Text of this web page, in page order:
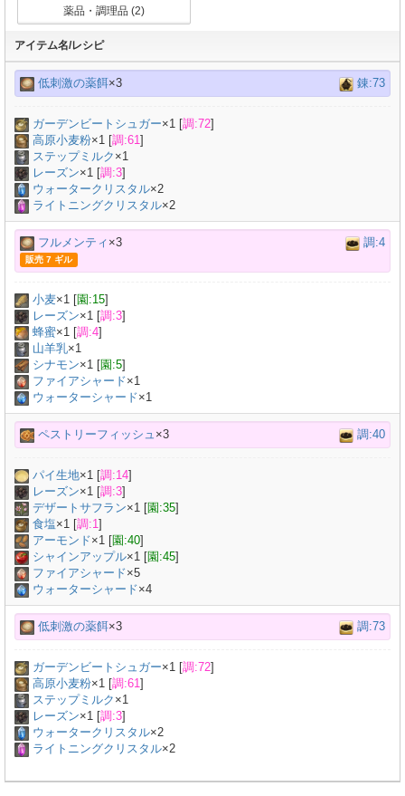
薬品・調理品 (2)
アイテム名/レシピ
低刺激の薬餌×3 錬:73
ガーデンビートシュガー×1 [調:72]
高原小麦粉×1 [調:61]
ステップミルク ×1
レーズン×1 [調:3]
ウォータークリスタル×2
ライトニングクリスタル×2
フルメンティ ×3 調:4
販売 7 ギル
小麦×1 [園:15]
レーズン×1 [調:3]
蜂蜜×1 [調:4]
山羊乳×1
シナモン×1 [園:5]
ファイアシャード×1
ウォーターシャード×1
ペストリーフィッシュ ×3 調:40
パイ生地×1 [調:14]
レーズン×1 [調:3]
デザートサフラン×1 [園:35]
食塩×1 [調:1]
アーモンド×1 [園:40]
シャインアップル×1 [園:45]
ファイアシャード×5
ウォーターシャード×4
低刺激の薬餌×3 調:73
ガーデンビートシュガー×1 [調:72]
高原小麦粉×1 [調:61]
ステップミルク ×1
レーズン×1 [調:3]
ウォータークリスタル×2
ライトニングクリスタル×2